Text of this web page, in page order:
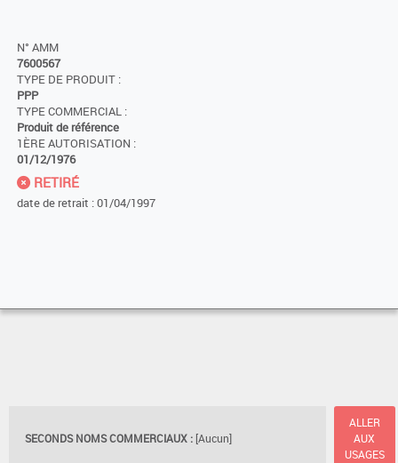
N° AMM
7600567
TYPE DE PRODUIT :
PPP
TYPE COMMERCIAL :
Produit de référence
1ÈRE AUTORISATION :
01/12/1976
RETIRÉ
date de retrait : 01/04/1997
SECONDS NOMS COMMERCIAUX : [Aucun]
ALLER
AUX
USAGES